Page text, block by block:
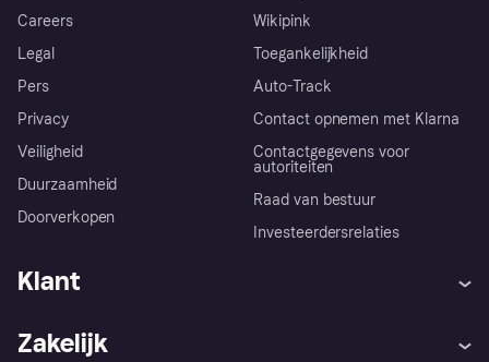
Careers
Legal
Pers
Privacy
Veiligheid
Duurzaamheid
Doorverkopen
Wikipink
Toegankelijkheid
Auto-Track
Contact opnemen met Klarna
Contactgegevens voor
autoriteiten
Raad van bestuur
Investeerdersrelaties
Klant
Zakelijk